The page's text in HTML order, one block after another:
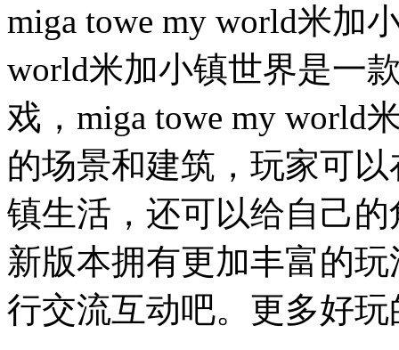
miga towe my world米加
world米加小镇世界是一
戏，miga towe my world
的场景和建筑，玩家可
镇生活，还可以给自己
新版本拥有更加丰富的
行交流互动吧。更多好